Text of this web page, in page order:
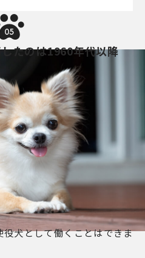
05
たのは1960年代以降
犬として働くことはできま